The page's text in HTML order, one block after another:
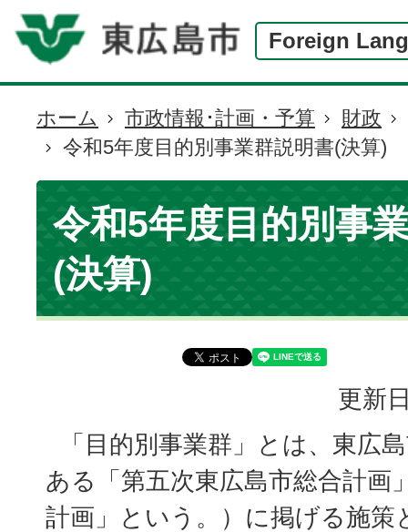
Foreign
現
在
の
置
ホーム 市政情報･計画・予算
財政
令和5年度目的別事業群説明書(決算)
令和5年度目的別事
(決算)
更新
「目的別事業群」とは、東広
ある「第五次東広島市総合計画
計画」という。）に掲げる施策